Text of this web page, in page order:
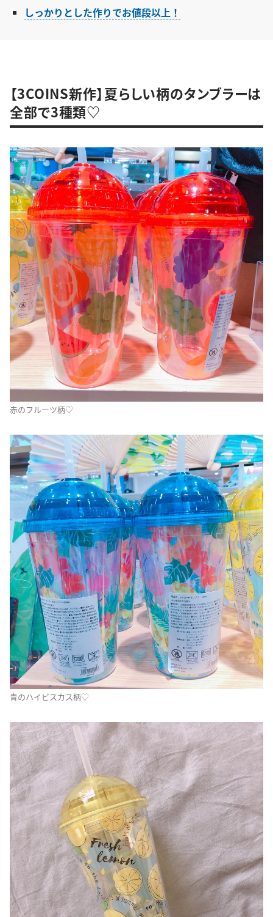
しっかりとした作りでお値段以上！
【3COINS新作】夏らしい柄のタンブラーは
全部で3種類♡
赤のフルーツ柄♡
青のハイビスカス柄♡